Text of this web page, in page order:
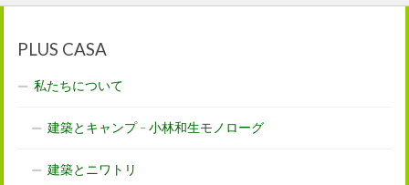
PLUS CASA
私たちについて
建築とキャンプ – 小林和生モノローグ
建築とニワトリ